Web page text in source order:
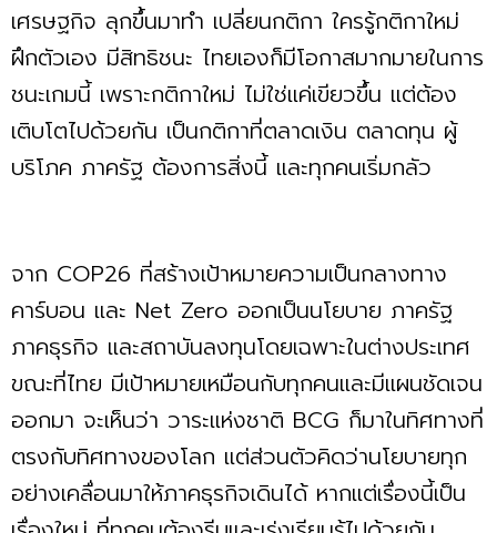
เศรษฐกิจ ลุกขึ้นมาทำ เปลี่ยนกติกา ใครรู้กติกาใหม่
ฝึกตัวเอง มีสิทธิชนะ ไทยเองก็มีโอกาสมากมายในการ
ชนะเกมนี้ เพราะกติกาใหม่ ไม่ใช่แค่เขียวขึ้น แต่ต้อง
เติบโตไปด้วยกัน เป็นกติกาที่ตลาดเงิน ตลาดทุน ผู้
บริโภค ภาครัฐ ต้องการสิ่งนี้ และทุกคนเริ่มกลัว
จาก COP26 ที่สร้างเป้าหมายความเป็นกลางทาง
คาร์บอน และ Net Zero ออกเป็นนโยบาย ภาครัฐ
ภาคธุรกิจ และสถาบันลงทุนโดยเฉพาะในต่างประเทศ
ขณะที่ไทย มีเป้าหมายเหมือนกับทุกคนและมีแผนชัดเจน
ออกมา จะเห็นว่า วาระแห่งชาติ BCG ก็มาในทิศทางที่
ตรงกับทิศทางของโลก แต่ส่วนตัวคิดว่านโยบายทุก
อย่างเคลื่อนมาให้ภาคธุรกิจเดินได้ หากแต่เรื่องนี้เป็น